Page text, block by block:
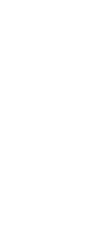
cambio o
número de
de su
usted
el
para recibir
de teléfono
a estas
que resulte